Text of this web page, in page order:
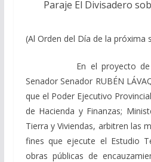
Paraje El Divisadero
(Al Orden del Día de la próxima
En el proyecto de
Senador Senador RUBÉN
que el Poder Ejecutivo
de Hacienda y Finanzas;
Tierra y Viviendas, arbitren las
fines que ejecute el Estudio
obras públicas de